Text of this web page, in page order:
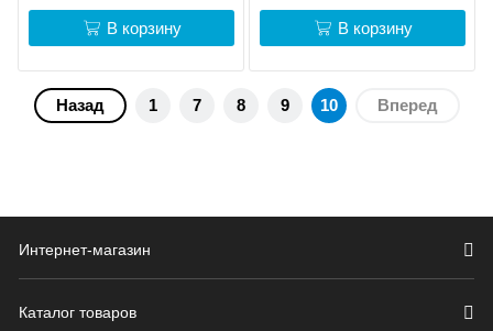
В корзину В корзину
Назад 1 7 8 9 10 Вперед
Интернет-магазин
Каталог товаров